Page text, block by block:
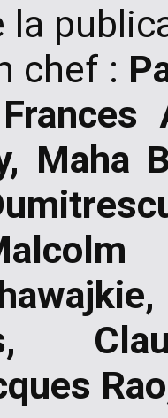
la
chef :
Frances
Maha